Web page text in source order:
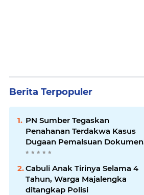
Berita Terpopuler
PN Sumber Tegaskan
Penahanan Terdakwa Kasus
Dugaan Pemalsuan Dokumen
Lahan Sesuai KUHAP
Cabuli Anak Tirinya Selama 4
Tahun, Warga Majalengka
ditangkap Polisi